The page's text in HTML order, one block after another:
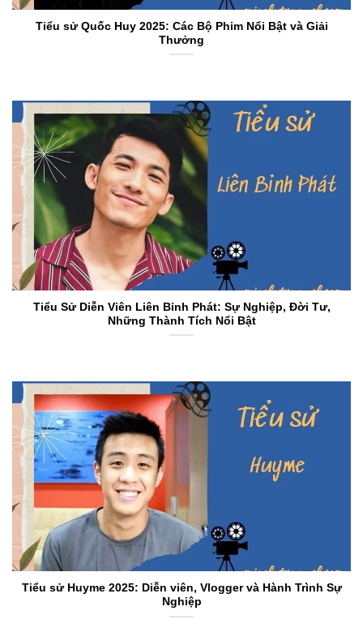
Tiểu sử Quốc Huy 2025: Các Bộ Phim Nổi Bật và Giải
Thưởng
Tiểu Sử Diễn Viên Liên Bỉnh Phát: Sự Nghiệp, Đời Tư,
Những Thành Tích Nổi Bật
Tiểu sử Huyme 2025: Diễn viên, Vlogger và Hành Trình Sự
Nghiệp